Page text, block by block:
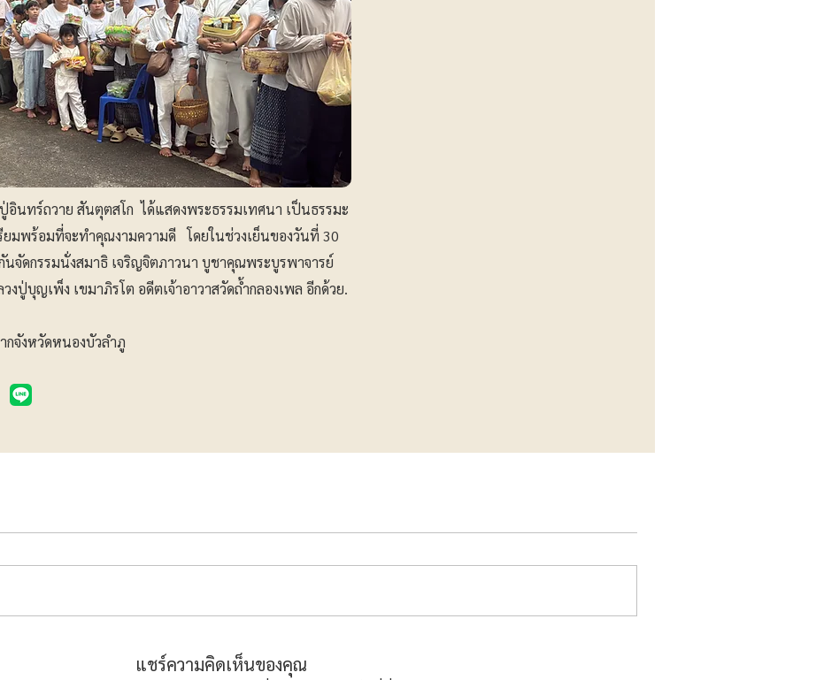
อินทร์ถวาย สันตุตสโก ได้แสดงพระธรรมเทศนา เป็นธรรมะ
ยมพร้อมที่จะทำคุณงามความดี โดยในช่วงเย็นของวันที่ 30
จัดกรรมนั่งสมาธิ เจริญจิตภาวนา บูชาคุณพระบูรพาจารย์
งปู่บุญเพ็ง เขมาภิรโต อดีตเจ้าอาวาสวัดถ้ำกลองเพล อีกด้วย.
กจังหวัดหนองบัวลำภู
แชร์ความคิดเห็นของคุณ